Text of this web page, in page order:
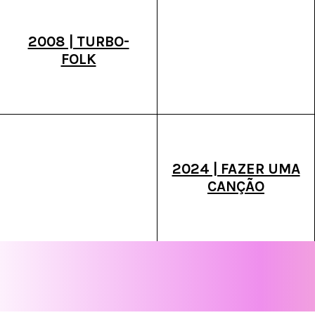
2008 | TURBO-
FOLK
2024 | FAZER UMA
CANÇÃO